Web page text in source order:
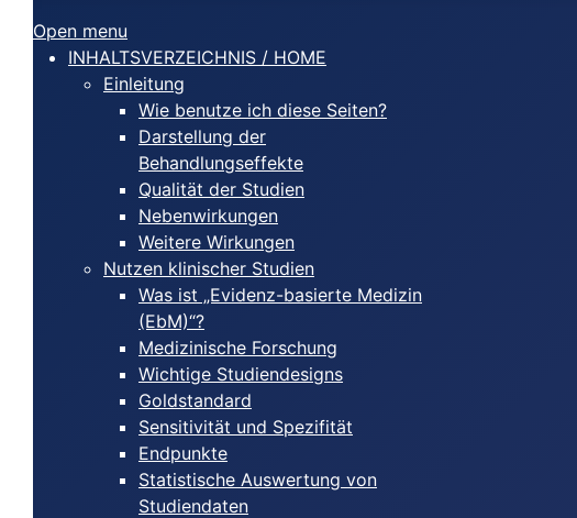
Open menu
INHALTSVERZEICHNIS / HOME
Einleitung
Wie benutze ich diese Seiten?
Darstellung der
Behandlungseffekte
Qualität der Studien
Nebenwirkungen
Weitere Wirkungen
Nutzen klinischer Studien
Was ist „Evidenz-basierte Medizin
(EbM)“?
Medizinische Forschung
Wichtige Studiendesigns
Goldstandard
Sensitivität und Spezifität
Endpunkte
Statistische Auswertung von
Studiendaten